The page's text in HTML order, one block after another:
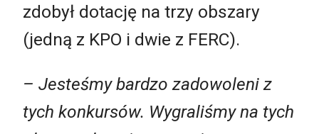
zdobył dotację na trzy obszary
(jedną z KPO i dwie z FERC).
– Jesteśmy bardzo zadowoleni z
tych konkursów. Wygraliśmy na tych